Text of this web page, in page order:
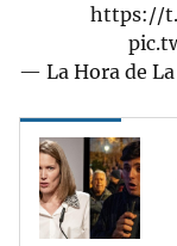
https://
— La Hora de La